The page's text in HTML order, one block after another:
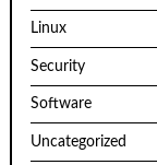
Linux
Security
Software
Uncategorized